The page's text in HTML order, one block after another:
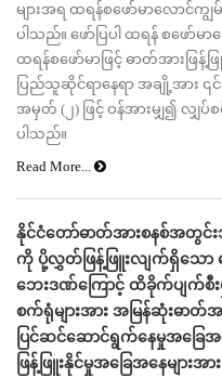
များအရ ထရန်စဖော်မာလောင်ကျွ
ပါသည်။ ဖော်ပြပါ ထရန် စဖော်
ထရန်စဖော်မာဖြင့် ဓာတ်အားဖြန့်ဖ
ပြည်သူဆိုင်ရာနေရာ အချို့အား ၎
အမှတ် (၂) ဖြင့် ဝန်အားမျှ၍ လျှ
ပါသည်။
Read More...
နိုင်ငံတော်ဓာတ်အားစနစ်အတွင်း
ကို ပို့လွှတ်ဖြန့်ဖြူးလျက်ရှိသော
ဘေးဒဏ်ကြောင့် ထိခိုက်ပျက်စီးမှု
စက်ရုံများအား အမြန်ဆုံးဓ
ပြင်ဆင်ဆောင်ရွက်နေမှုအခြေ
ဖြန့်ဖြူးနိုင်မှုအခြေအနေများအ